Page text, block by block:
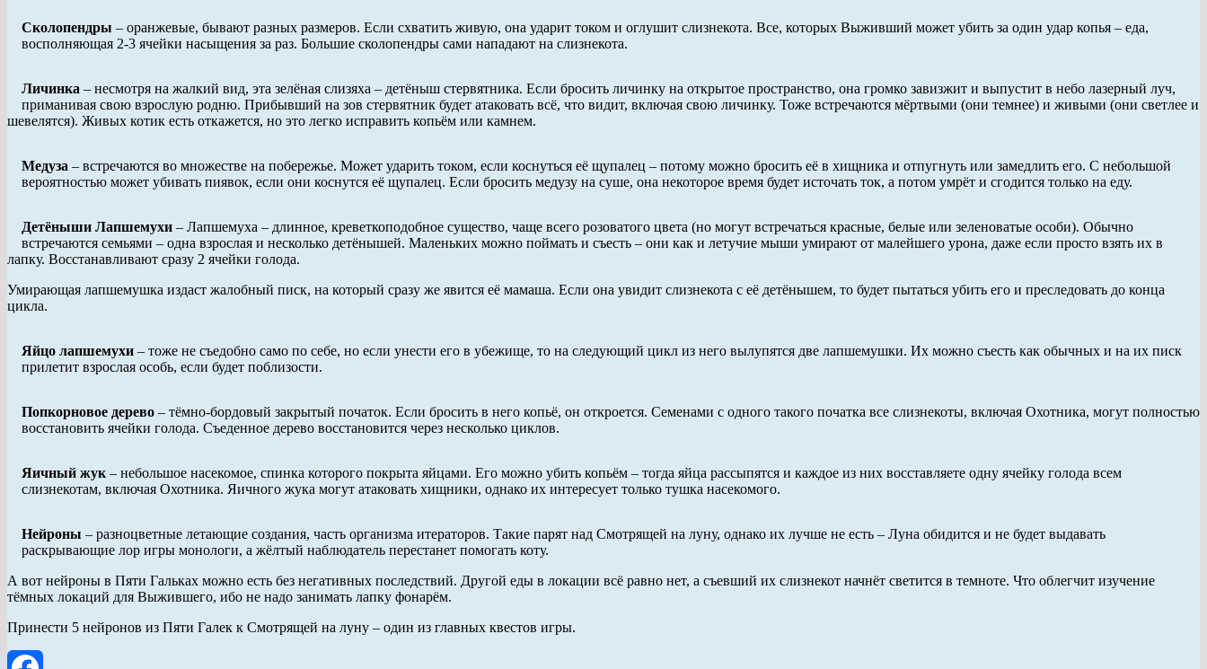
Сколопендры – оранжевые, бывают разных размеров. Если схватить живую, она ударит током и оглушит слизнекота. Все, которых Выживший может убить за один удар копья – еда,
восполняющая 2-3 ячейки насыщения за раз. Большие сколопендры сами нападают на слизнекота.
Личинка – несмотря на жалкий вид, эта зелёная слизяха – детёныш стервятника. Если бросить личинку на открытое пространство, она громко завизжит и выпустит в небо лазерный луч,
приманивая свою взрослую родню. Прибывший на зов стервятник будет атаковать всё, что видит, включая свою личинку. Тоже встречаются мёртвыми (они темнее) и живыми (они светлее и
шевелятся). Живых котик есть откажется, но это легко исправить копьём или камнем.
Медуза – встречаются во множестве на побережье. Может ударить током, если коснуться её щупалец – потому можно бросить её в хищника и отпугнуть или замедлить его. С небольшой
вероятностью может убивать пиявок, если они коснутся её щупалец. Если бросить медузу на суше, она некоторое время будет источать ток, а потом умрёт и сгодится только на еду.
Детёныши Лапшемухи – Лапшемуха – длинное, креветкоподобное существо, чаще всего розоватого цвета (но могут встречаться красные, белые или зеленоватые особи). Обычно
встречаются семьями – одна взрослая и несколько детёнышей. Маленьких можно поймать и съесть – они как и летучие мыши умирают от малейшего урона, даже если просто взять их в
лапку. Восстанавливают сразу 2 ячейки голода.
Умирающая лапшемушка издаст жалобный писк, на который сразу же явится её мамаша. Если она увидит слизнекота с её детёнышем, то будет пытаться убить его и преследовать до конца
цикла.
Яйцо лапшемухи – тоже не съедобно само по себе, но если унести его в убежище, то на следующий цикл из него вылупятся две лапшемушки. Их можно съесть как обычных и на их писк
прилетит взрослая особь, если будет поблизости.
Попкорновое дерево – тёмно-бордовый закрытый початок. Если бросить в него копьё, он откроется. Семенами с одного такого початка все слизнекоты, включая Охотника, могут полностью
восстановить ячейки голода. Съеденное дерево восстановится через несколько циклов.
Яичный жук – небольшое насекомое, спинка которого покрыта яйцами. Его можно убить копьём – тогда яйца рассыпятся и каждое из них восставляете одну ячейку голода всем
слизнекотам, включая Охотника. Яичного жука могут атаковать хищники, однако их интересует только тушка насекомого.
Нейроны – разноцветные летающие создания, часть организма итераторов. Такие парят над Смотрящей на луну, однако их лучше не есть – Луна обидится и не будет выдавать
раскрывающие лор игры монологи, а жёлтый наблюдатель перестанет помогать коту.
А вот нейроны в Пяти Гальках можно есть без негативных последствий. Другой еды в локации всё равно нет, а съевший их слизнекот начнёт светится в темноте. Что облегчит изучение
тёмных локаций для Выжившего, ибо не надо занимать лапку фонарём.
Принести 5 нейронов из Пяти Галек к Смотрящей на луну – один из главных квестов игры.